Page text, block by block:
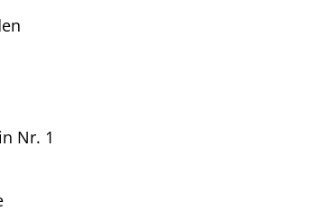
Nr. 1